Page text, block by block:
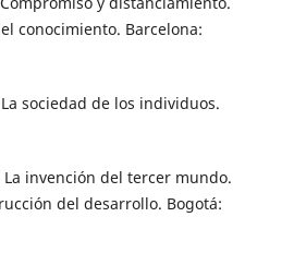
conocimiento. Barcelona:
sociedad de los individuos.
La invención del tercer mundo.
del desarrollo. Bogotá: